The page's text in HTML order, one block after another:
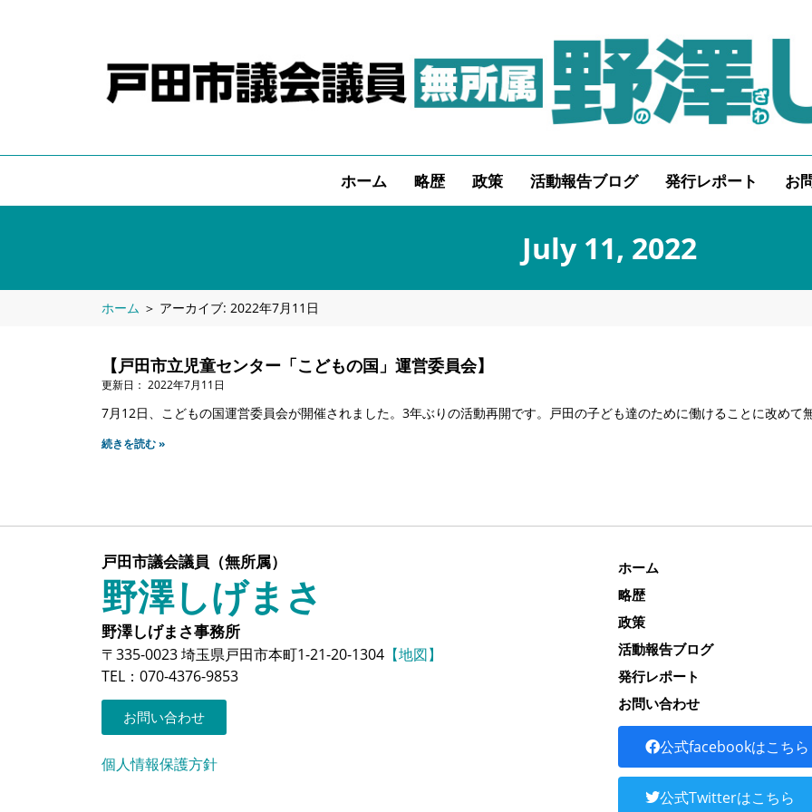
ホーム 略歴 政策 活動報告ブログ 発行レポート お
July 11, 2022
ホーム ＞ アーカイブ: 2022年7月11日
【戸田市立児童センター「こどもの国」運営委員会】
2022年7月11日
7月12日、こどもの国運営委員会が開催されました。3年ぶりの活動再開です。戸田の子ども達のために働けることに改めて
続きを読む »
戸田市議会議員（無所属）
野澤しげまさ
野澤しげまさ事務所
〒335-0023 埼玉県戸田市本町1-21-20-1304 【地図】
TEL：070-4376-9853
お問い合わせ
個人情報保護方針
ホーム
略歴
政策
活動報告ブログ
発行レポート
お問い合わせ
公式facebookはこちら
公式Twitterはこちら